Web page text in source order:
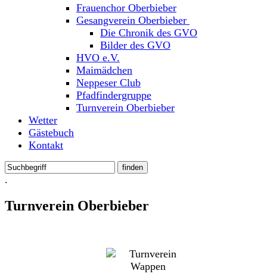
Frauenchor Oberbieber
Gesangverein Oberbieber
Die Chronik des GVO
Bilder des GVO
HVO e.V.
Maimädchen
Neppeser Club
Pfadfindergruppe
Turnverein Oberbieber
Wetter
Gästebuch
Kontakt
.
Turnverein Oberbieber